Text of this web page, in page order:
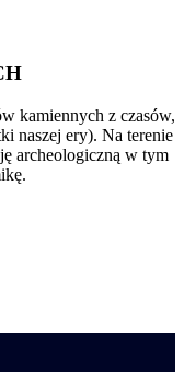
kamiennych z czasów,
naszej ery). Na terenie
archeologiczną w tym